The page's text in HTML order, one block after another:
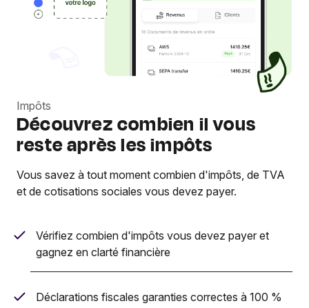
Impôts
Découvrez combien il vous
reste après les impôts
Vous savez à tout moment combien d'impôts, de TVA
et de cotisations sociales vous devez payer.
Vérifiez combien d'impôts vous devez payer et
gagnez en clarté financière
Déclarations fiscales garanties correctes à 100 %